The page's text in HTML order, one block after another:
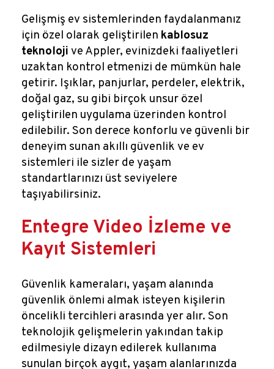
Gelişmiş ev sistemlerinden faydalanmanız
için özel olarak geliştirilen kablosuz
teknoloji ve Appler, evinizdeki faaliyetleri
uzaktan kontrol etmenizi de mümkün hale
getirir. Işıklar, panjurlar, perdeler, elektrik,
doğal gaz, su gibi birçok unsur özel
geliştirilen uygulama üzerinden kontrol
edilebilir. Son derece konforlu ve güvenli bir
deneyim sunan akıllı güvenlik ve ev
sistemleri ile sizler de yaşam
standartlarınızı üst seviyelere
taşıyabilirsiniz.
Entegre Video İzleme ve
Kayıt Sistemleri
Güvenlik kameraları, yaşam alanında
güvenlik önlemi almak isteyen kişilerin
öncelikli tercihleri arasında yer alır. Son
teknolojik gelişmelerin yakından takip
edilmesiyle dizayn edilerek kullanıma
sunulan birçok aygıt, yaşam alanlarınızda